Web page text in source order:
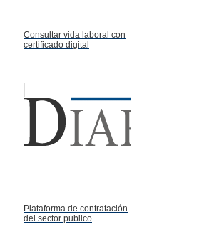
Consultar vida laboral con
certificado digital
Plataforma de contratación
del sector publico